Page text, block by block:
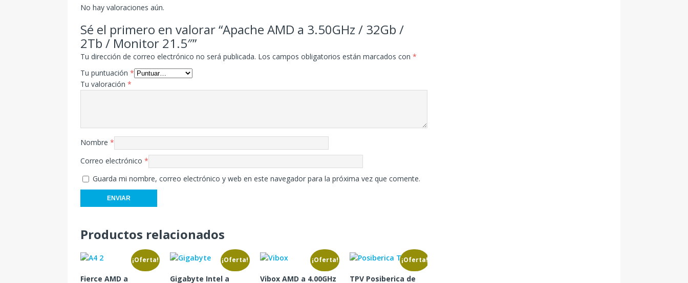
No hay valoraciones aún.
Sé el primero en valorar “Apache AMD a 3.50GHz / 32Gb /
2Tb / Monitor 21.5″”
Tu dirección de correo electrónico no será publicada. Los campos obligatorios están marcados con *
Tu puntuación *
Tu valoración *
Nombre *
Correo electrónico *
Guarda mi nombre, correo electrónico y web en este navegador para la próxima vez que comente.
Productos relacionados
¡Oferta!
Fierce AMD a
¡Oferta!
Gigabyte Intel a
¡Oferta!
Vibox AMD a 4.00GHz
¡Oferta!
TPV Posiberica de